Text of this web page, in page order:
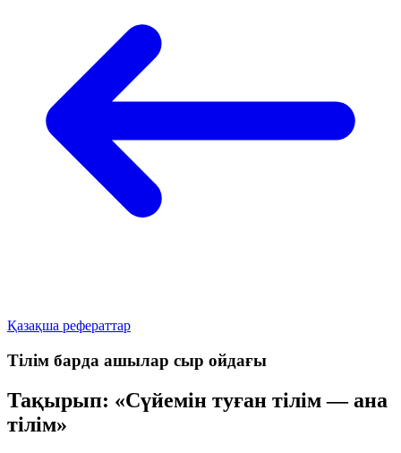
Қазақша рефераттар
Тілім барда ашылар сыр ойдағы
Тақырып: «Сүйемін туған тілім — ана
тілім»